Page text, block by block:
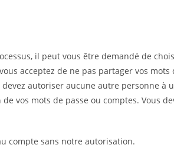
il peut vous être demandé de
acceptez de ne pas partager vos mots
autoriser aucune autre personne
vos mots de passe ou comptes. Vous
compte sans notre autorisation.